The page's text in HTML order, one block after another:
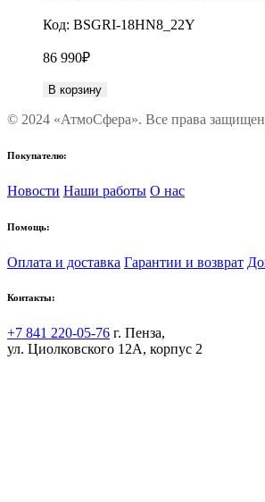
Код: BSGRI-18HN8_22Y
86 990₽
В корзину
© 2024 «АтмоСфера». Все права
Покупателю:
Новости Наши работы О нас
Помощь:
Оплата и доставка Гарантии и возврат
Контакты:
+7 841 220-05-76 г. Пенза,
ул. Циолковского 12А, корпус 2